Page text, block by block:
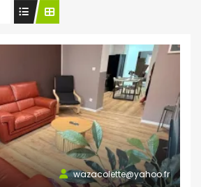
wazacolette@yahoo.fr